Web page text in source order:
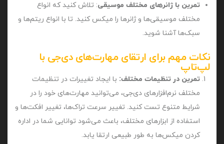
تمرین با ژانرهای مختلف موسیقی: تلاش کنید که انواع
مختلف موسیقی‌ها و ژانرها را میکس کنید. تا با انواع ریتم‌ها و
سبک‌ها آشنا شوید.
نکات مهم برای ارتقای مهارت‌های دی‌جی با
لپ‌تاپ
تمرین در تنظیمات مختلف: با ایجاد تغییرات در تنظیمات
مختلف نرم‌افزارهای دی‌جی، می‌توانید مهارت‌های خود را در
شرایط متنوع تست کنید. تغییر سرعت تراک‌ها، تغییر افکت‌ها و
استفاده از ابزارهای مختلف، باعث می‌شود توانایی شما در اداره
کردن میکس‌ها به طور طبیعی ارتقا یابد.